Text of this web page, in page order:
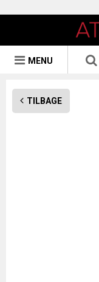
MENU
TILBAGE